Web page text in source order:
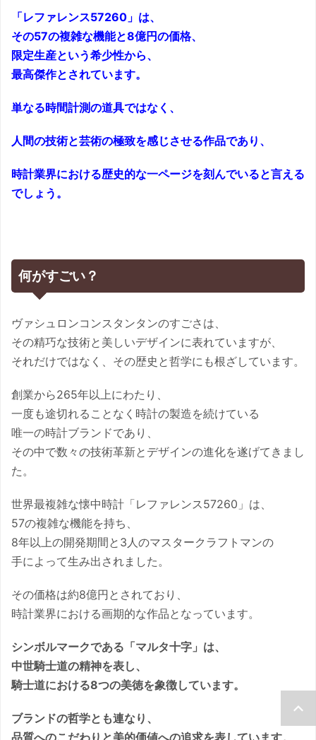
「レファレンス57260」は、
その57の複雑な機能と8億円の価格、
限定生産という希少性から、
最高傑作とされています。
単なる時間計測の道具ではなく、
人間の技術と芸術の極致を感じさせる作品であり、
時計業界における歴史的な一ページを刻んでいると言える
でしょう。
何がすごい？
ヴァシュロンコンスタンタンのすごさは、
その精巧な技術と美しいデザインに表れていますが、
それだけではなく、その歴史と哲学にも根ざしています。
創業から265年以上にわたり、
一度も途切れることなく時計の製造を続けている
唯一の時計ブランドであり、
その中で数々の技術革新とデザインの進化を遂げてきまし
た。
世界最複雑な懐中時計「レファレンス57260」は、
57の複雑な機能を持ち、
8年以上の開発期間と3人のマスタークラフトマンの
手によって生み出されました。
その価格は約8億円とされており、
時計業界における画期的な作品となっています。
シンボルマークである「マルタ十字」は、
中世騎士道の精神を表し、
騎士道における8つの美徳を象徴しています。
ブランドの哲学とも連なり、